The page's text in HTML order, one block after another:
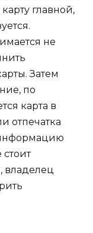
главной,
не
Затем
по
карта в
отпечатка
владелец